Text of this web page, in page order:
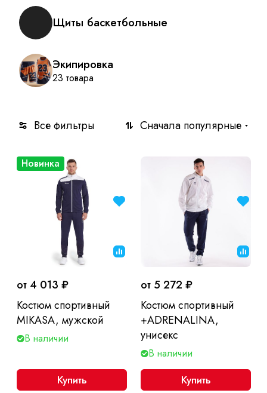
Щиты баскетбольные
Экипировка
23 товара
Все фильтры Сначала популярные
Новинка
от 4 013 ₽
Костюм спортивный
MIKASA, мужской
В наличии
Купить
от 5 272 ₽
Костюм спортивный
+ADRENALINA,
унисекс
В наличии
Купить